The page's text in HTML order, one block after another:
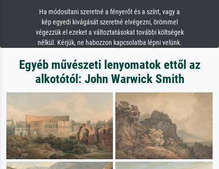
Ha módosítani szeretné a fényerőt és a színt, vagy a
kép egyedi kivágását szeretné elvégezni, örömmel
végezzük el ezeket a változtatásokat további költségek
nélkül. Kérjük, ne habozzon kapcsolatba lépni velünk.
Egyéb művészeti lenyomatok ettől az
alkotótól: John Warwick Smith